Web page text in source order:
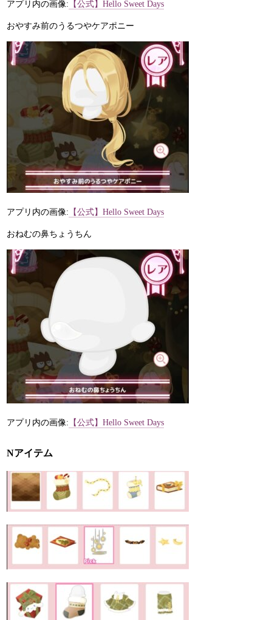
アプリ内の画像: 【公式】Hello Sweet Days
おやすみ前のうるつやケアポニー
アプリ内の画像: 【公式】Hello Sweet Days
おねむの鼻ちょうちん
アプリ内の画像: 【公式】Hello Sweet Days
Nアイテム